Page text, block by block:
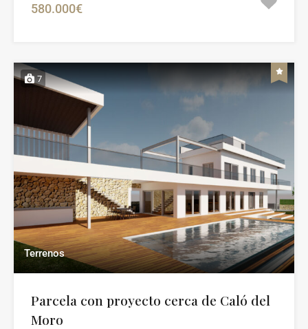
580.000€
7
Terrenos
Parcela con proyecto cerca de Caló del
Moro